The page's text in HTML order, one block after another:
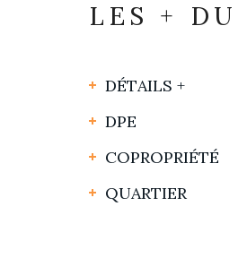
LES +
DÉTAILS +
DPE
COPROPRIÉTÉ
QUARTIER